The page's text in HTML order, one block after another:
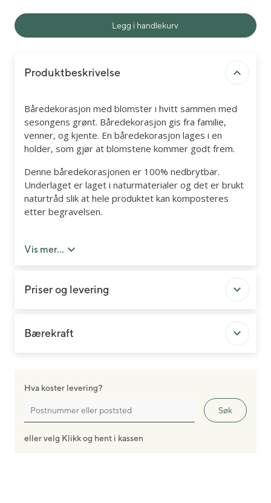
Legg i handlekurv
Produktbeskrivelse
Båredekorasjon med blomster i hvitt sammen med
sesongens grønt. Båredekorasjon gis fra familie,
venner, og kjente. En båredekorasjon lages i en
holder, som gjør at blomstene kommer godt frem.
Denne båredekorasjonen er 100% nedbrytbar.
Underlaget er laget i naturmaterialer og det er brukt
naturtråd slik at hele produktet kan komposteres
etter begravelsen.
senere i handleløpet.
Vis mer...
Priser og levering
Bærekraft
Hva koster levering?
Søk
eller velg Klikk og hent i kassen